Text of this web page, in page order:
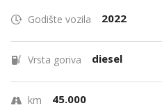
Godište vozila 2022
Vrsta goriva diesel
km 45.000